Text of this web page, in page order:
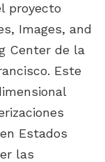
proyecto
Images, and
Center de la
Este
Estados
las